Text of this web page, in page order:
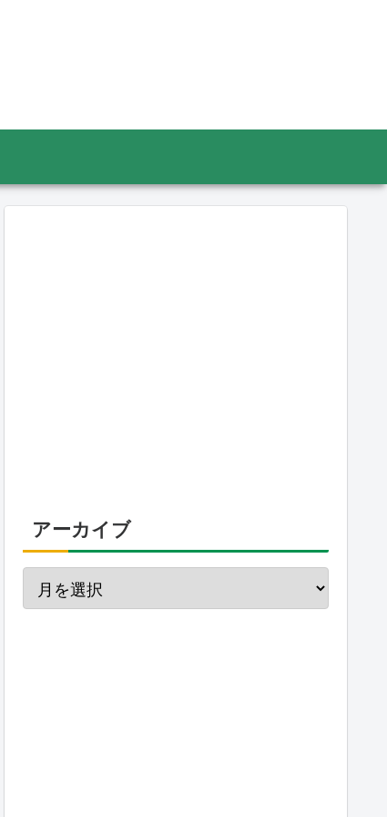
アーカイブ